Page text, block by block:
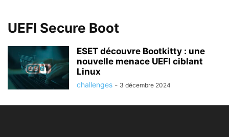
UEFI Secure Boot
ESET découvre Bootkitty : une
nouvelle menace UEFI ciblant
Linux
challenges - 3 décembre 2024